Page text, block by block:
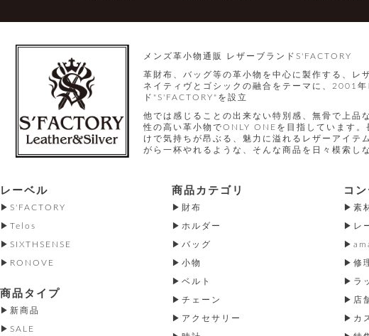
メンズ革小物通販 レザーブランドS'FACTORY
革財布、バッグ等の革小物を中心に製作する、レ
ネイティヴとゴシックの融合をテーマに、2001
ド"S'FACTORY"を設立
他では感じることの出来ない特別感、無骨で上品
性の高い革小物でONLY ONEを目指しています
けで気持ちが昂ぶる、魅力に溢れるレザーアイテ
がら一杯やれるような、そんな商品を日々模索し
レーベル
S'FACTORY
Telos
SIXTHSENSE
RONOVE
商品タイプ
新商品
SALE
商品カテゴリ
財布
ホルダー
バッグ
小物
ベルト
チェーン
アクセサリー
コ
素
レ
修
ラ
店
カ